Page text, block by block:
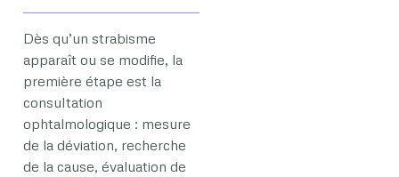
Dès qu’un strabisme
apparaît ou se modifie, la
première étape est la
consultation
ophtalmologique : mesure
de la déviation, recherche
de la cause, évaluation de